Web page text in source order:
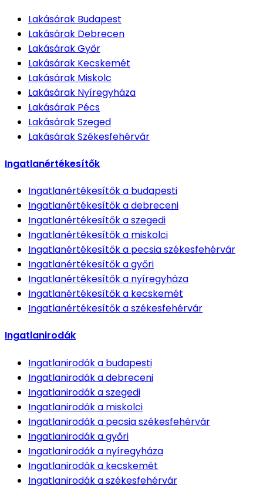
Lakásárak Budapest
Lakásárak Debrecen
LakásárakGyőr
Lakásárak Kecskemét
Lakásárak Miskolc
Lakásárak Nyíregyháza
Lakásárak Pécs
LakásárakSzeged
LakásárakSzékesfehérvár
Ingatlanértékesítők
Ingatlanértékesítőka budapesti
Ingatlanértékesítőka debreceni
Ingatlanértékesítőka szegedi
Ingatlanértékesítőka miskolci
Ingatlanértékesítőka pecsia székesfehérvár
Ingatlanértékesítőka győri
Ingatlanértékesítőka nyíregyháza
Ingatlanértékesítőka kecskemét
Ingatlanértékesítőka székesfehérvár
Ingatlanirodák
Ingatlanirodáka budapesti
Ingatlanirodáka debreceni
Ingatlanirodáka szegedi
Ingatlanirodáka miskolci
Ingatlanirodáka pecsia székesfehérvár
Ingatlanirodáka győri
Ingatlanirodáka nyíregyháza
Ingatlanirodáka kecskemét
Ingatlanirodáka székesfehérvár